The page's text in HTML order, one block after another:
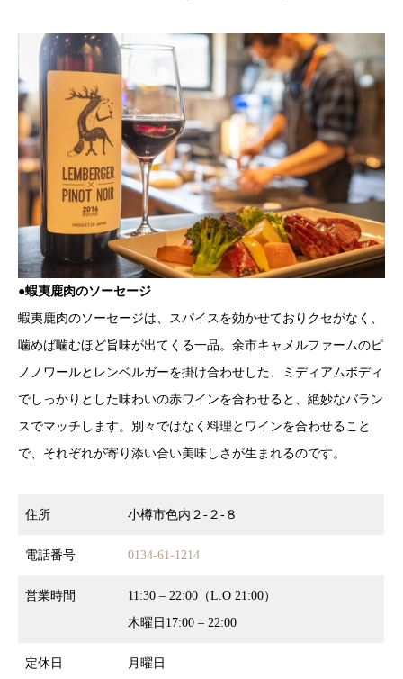
●蝦夷鹿肉のソーセージ
蝦夷鹿肉のソーセージは、スパイスを効かせておりクセがなく、
噛めば噛むほど旨味が出てくる一品。余市キャメルファームのピ
ノノワールとレンベルガーを掛け合わせした、ミディアムボディ
でしっかりとした味わいの赤ワインを合わせると、絶妙なバラン
スでマッチします。別々ではなく料理とワインを合わせること
で、それぞれが寄り添い合い美味しさが生まれるのです。
住所 小樽市色内２-２-８
電話番号 0134-61-1214
営業時間
11:30 – 22:00（L.O 21:00）
木曜日17:00 – 22:00
定休日 月曜日